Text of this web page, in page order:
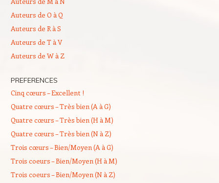
Auteurs de O à Q
Auteurs de R à S
Auteurs de T à V
Auteurs de W à Z
PREFERENCES
Cinq cœurs – Excellent !
Quatre cœurs – Très bien (A à G)
Quatre cœurs – Très bien (H à M)
Quatre cœurs – Très bien (N à Z)
Trois cœurs – Bien/Moyen (A à G)
Trois coeurs – Bien/Moyen (H à M)
Trois coeurs – Bien/Moyen (N à Z)